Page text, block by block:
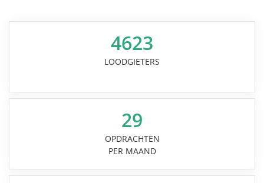
4623
LOODGIETERS
29
OPDRACHTEN
PER MAAND